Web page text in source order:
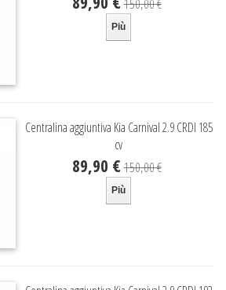
Più
Centralina aggiuntiva Kia Carnival 2.9 CRDI 185
cv
89,90 €150,00 €
Più